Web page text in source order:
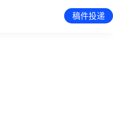
稿件投递